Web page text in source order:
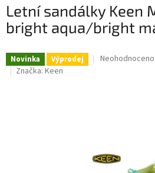
Letní sandálky Keen
bright aqua/bright
Novinka Výprodej
Průměrné
Neohodnoceno
Značka: Keen